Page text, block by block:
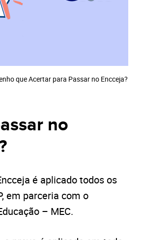
que Acertar para Passar no Encceja?
no
é aplicado todos os
em parceria com o
– MEC.